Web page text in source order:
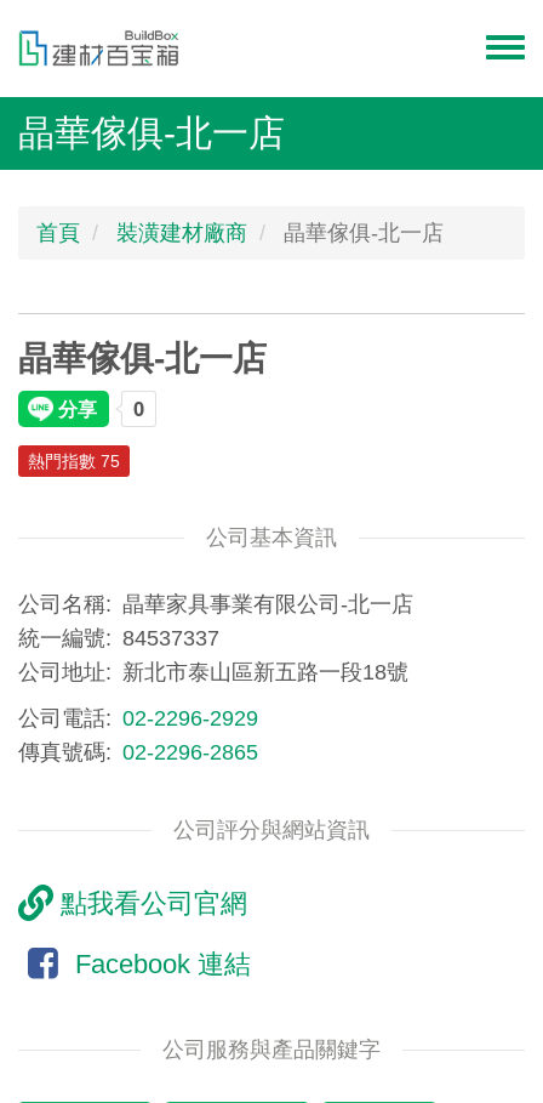
容
menu
晶華傢俱-北一店
首頁 裝潢建材廠商 晶華傢俱-北一店
晶華傢俱-北一店
熱門指數 75
公司基本資訊
公司名稱
晶華家具事業有限公司-北一店
統一編號
84537337
公司地址
新北市泰山區新五路一段18號
公司電話
02-2296-2929
傳真號碼
02-2296-2865
公司評分與網站資訊
點我看公司官網
Facebook 連結
公司服務與產品關鍵字